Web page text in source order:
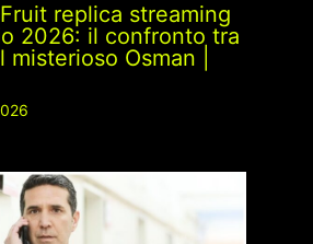
replica streaming
2026: il confronto tra
Osman |